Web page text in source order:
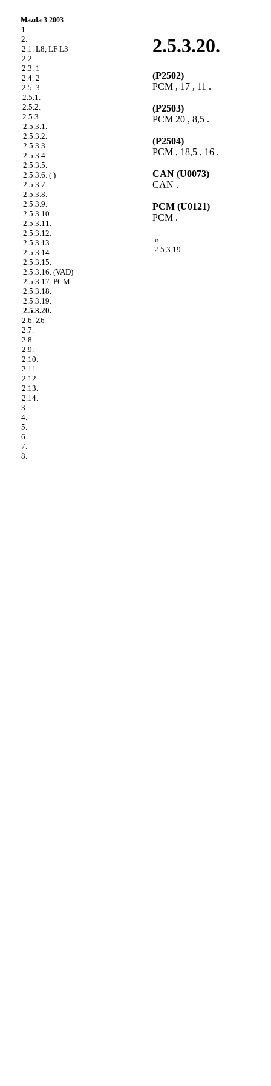
Mazda 3 2003
1.
2.
2.1. L8, LF L3
2.2.
2.3. 1
2.4. 2
2.5. 3
2.5.1.
2.5.2.
2.5.3.
2.5.3.1.
2.5.3.2.
2.5.3.3.
2.5.3.4.
2.5.3.5.
2.5.3.6. ( )
2.5.3.7.
2.5.3.8.
2.5.3.9.
2.5.3.10.
2.5.3.11.
2.5.3.12.
2.5.3.13.
2.5.3.14.
2.5.3.15.
2.5.3.16. (VAD)
2.5.3.17. PCM
2.5.3.18.
2.5.3.19.
2.5.3.20.
2.6. Z6
2.7.
2.8.
2.9.
2.10.
2.11.
2.12.
2.13.
2.14.
3.
4.
5.
6.
7.
8.
2.5.3.20.
(P2502)
PCM , 17 , 11 .
(P2503)
PCM 20 , 8,5 .
(P2504)
PCM , 18,5 , 16 .
CAN (U0073)
CAN .
PCM (U0121)
PCM .
«
2.5.3.19.